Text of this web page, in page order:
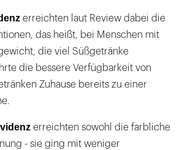
erreichten laut Review dabei die
das heißt, bei Menschen mit
die viel Süßgetränke
die bessere Verfügbarkeit von
Zuhause bereits zu einer
erreichten sowohl die farbliche
- sie ging mit weniger